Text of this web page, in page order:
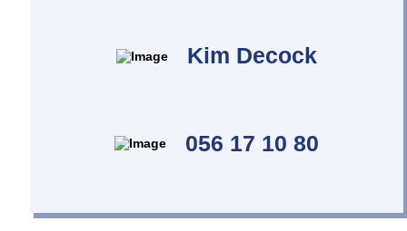
Kim Decock
056 17 10 80